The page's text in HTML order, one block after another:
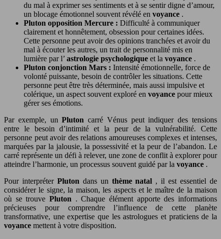
du mal à exprimer ses sentiments et à se sentir digne d’amour,
un blocage émotionnel souvent révélé en voyance .
Pluton opposition Mercure : Difficulté à communiquer
clairement et honnêtement, obsession pour certaines idées.
Cette personne peut avoir des opinions tranchées et avoir du
mal à écouter les autres, un trait de personnalité mis en
lumière par l’ astrologie psychologique et la voyance .
Pluton conjonction Mars : Intensité émotionnelle, force de
volonté puissante, besoin de contrôler les situations. Cette
personne peut être très déterminée, mais aussi impulsive et
colérique, un aspect souvent exploré en voyance pour mieux
gérer ses émotions.
Par exemple, unPlutoncarré Vénus peut indiquer des tensions
entre le besoin d’intimité et la peur de la vulnérabilité. Cette
personne peut avoir des relations amoureuses complexes et intenses,
marquées par la jalousie, la possessivité et la peur de l’abandon. Le
carré représente un défi à relever, une zone de conflit à explorer pour
atteindre l’harmonie, un processus souvent guidé par la voyance .
Pour interpréter Pluton dans un thème natal , il est essentiel de
considérer le signe, la maison, les aspects et le maître de la maison
où se trouve Pluton . Chaque élément apporte des informations
précieuses pour comprendre l’influence de cette planète
transformative, une expertise que les astrologues et praticiens de la
voyance mettent à votre disposition.